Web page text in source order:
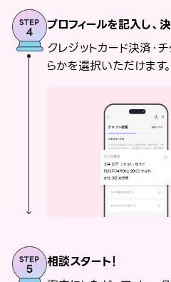
プロフィールを記入し、
クレジットカード決済・
らかを選択いただけます。
相談スタート！